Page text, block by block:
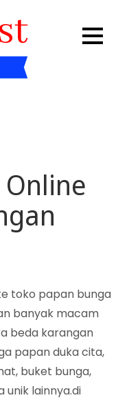
toko papan bunga
banyak macam
beda karangan
papan duka cita,
buket bunga,
unik lainnya.di